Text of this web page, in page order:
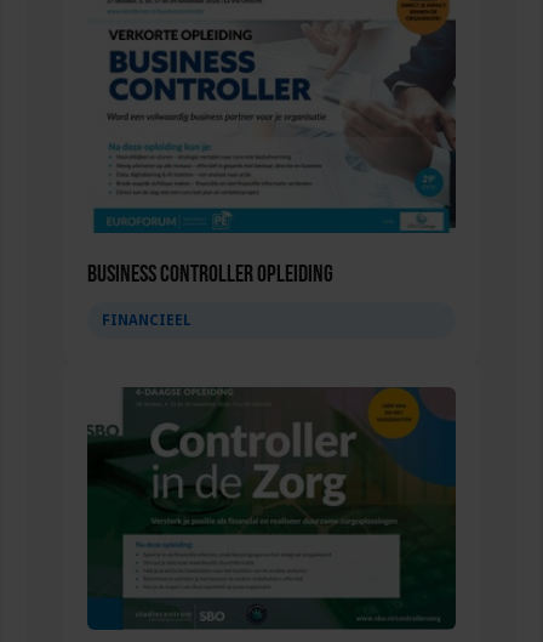
Business Controller Opleiding
FINANCIEEL